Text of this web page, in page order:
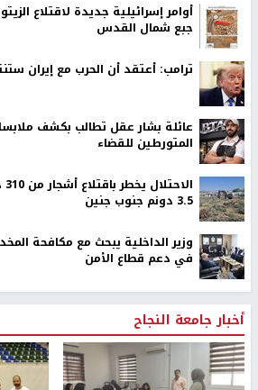
أوامر إسرائيلية جديدة لاقتلاع
جبع شمال القدس
ترامب: أعتقد أن الحرب مع إيران
عائلة بشار عقل تطالب بكشف
المتورطين للقضاء
3.5 دونم جنوب جنين
وزير الداخلية يبحث مع مكافحة
في دعم قطاع الأمن
أخبار جامعة النجاح